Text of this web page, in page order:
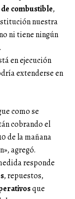
combustible,
nuestra
ni tiene ningún
en ejecución
extenderse en
como se
cobrando el
de la mañana
agregó.
responde
, repuestos,
que